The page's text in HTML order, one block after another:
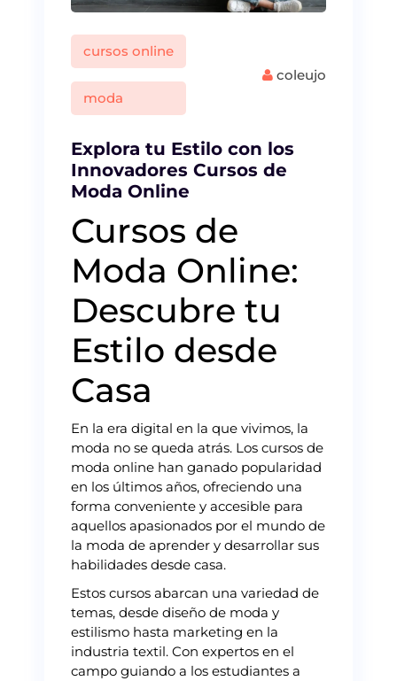
cursos online
moda
coleujo
Explora tu Estilo con los
Innovadores Cursos de
Moda Online
Cursos de
Moda Online:
Descubre tu
Estilo desde
Casa
En la era digital en la que vivimos, la
moda no se queda atrás. Los cursos de
moda online han ganado popularidad
en los últimos años, ofreciendo una
forma conveniente y accesible para
aquellos apasionados por el mundo de
la moda de aprender y desarrollar sus
habilidades desde casa.
Estos cursos abarcan una variedad de
temas, desde diseño de moda y
estilismo hasta marketing en la
industria textil. Con expertos en el
campo guiando a los estudiantes a